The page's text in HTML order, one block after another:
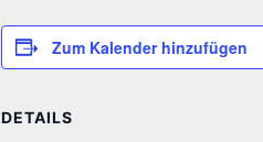
Zum Kalender hinzufügen
DETAILS